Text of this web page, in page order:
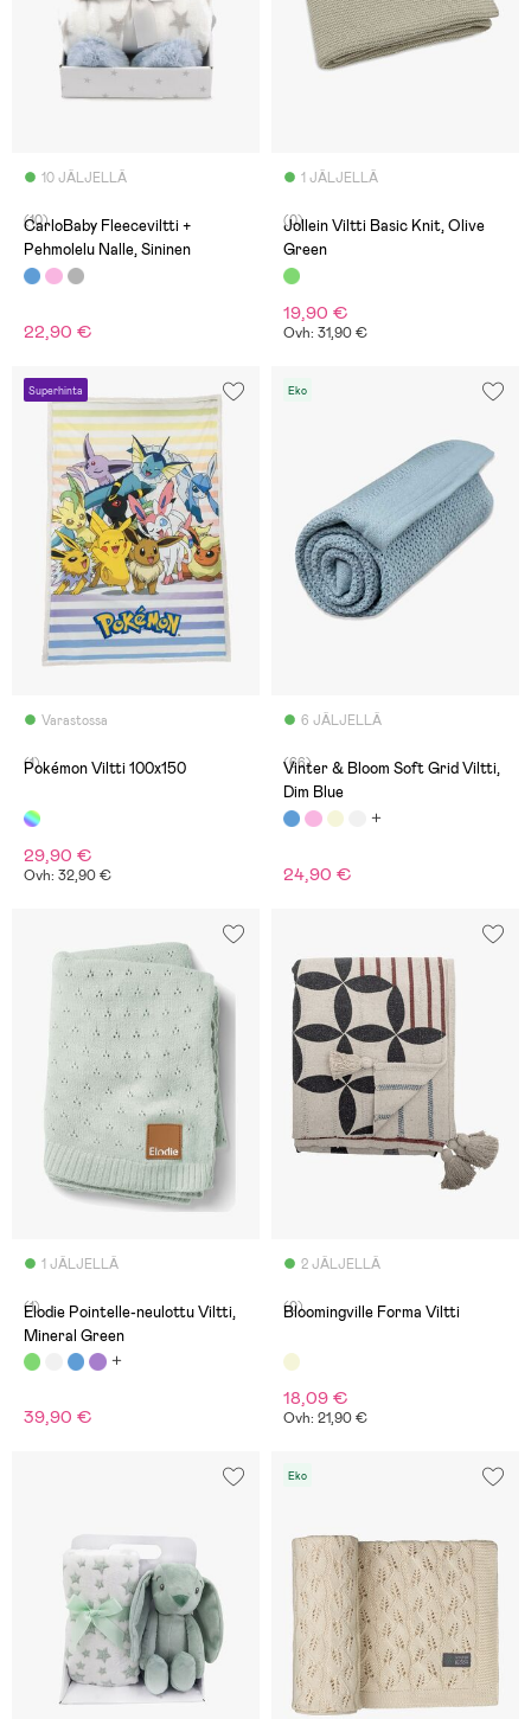
10 JÄLJELLÄ
(10)
CarloBaby Fleeceviltti +
Pehmolelu Nalle, Sininen
22,90 €
1 JÄLJELLÄ
(0)
Jollein Viltti Basic Knit, Olive
Green
19,90 €
Ovh: 31,90 €
Superhinta
Varastossa
(1)
Pokémon Viltti 100x150
29,90 €
Ovh: 32,90 €
Eko
6 JÄLJELLÄ
(66)
Vinter & Bloom Soft Grid Viltti,
Dim Blue
24,90 €
1 JÄLJELLÄ
(1)
Elodie Pointelle-neulottu Viltti,
Mineral Green
39,90 €
2 JÄLJELLÄ
(0)
Bloomingville Forma Viltti
18,09 €
Ovh: 21,90 €
Eko